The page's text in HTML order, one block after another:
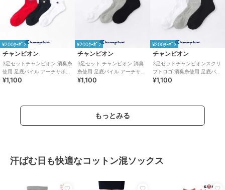
¥200ｸｰﾎﾟﾝ
チャンピオン
3足セットチャンピオン 消臭糸
使用 足底パイル アーチサポー
ト スニーカー丈ソックス
¥1,100
¥200ｸｰﾎﾟﾝ
チャンピオン
3足セット チャンピオン 消臭
糸使用 足底パイル アーチサポ
ート スニーカー丈ソックス
¥1,100
¥200ｸｰﾎﾟﾝ
チャンピオン
3足セットチャンピオンスクリ
プトロゴ 消臭糸使用 足底パイ
ル アーチサポート ショート丈
¥1,100
もっとみる
汗ばむ日も快適なコットン混ソックス